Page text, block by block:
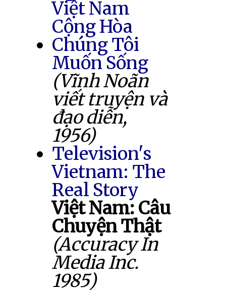
Việt Nam
Cộng Hòa
Chúng Tôi
Muốn Sống
(Vĩnh Noãn
viết truyện và
đạo diễn,
1956)
Television's
Vietnam: The
Real Story
Việt Nam: Câu
Chuyện Thật
(Accuracy In
Media Inc.
1985)